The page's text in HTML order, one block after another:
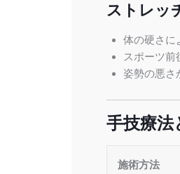
ストレッ
体の硬さに
スポーツ前
姿勢の悪さ
手技療法
施術方法